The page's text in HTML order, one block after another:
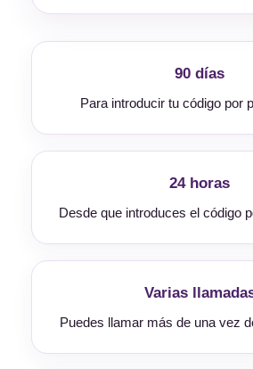
90 días
Para introducir tu código por
24 horas
Desde que introduces el código
Varias
Puedes llamar más de una vez